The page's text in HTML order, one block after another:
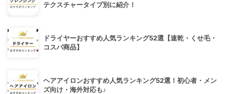
テクスチャータイプ別に紹介！
ドライヤーおすすめ人気ランキング52選【速乾・くせ毛・
コスパ商品】
ヘアアイロンおすすめ人気ランキング52選！初心者・メン
ズ向け・海外対応も♪